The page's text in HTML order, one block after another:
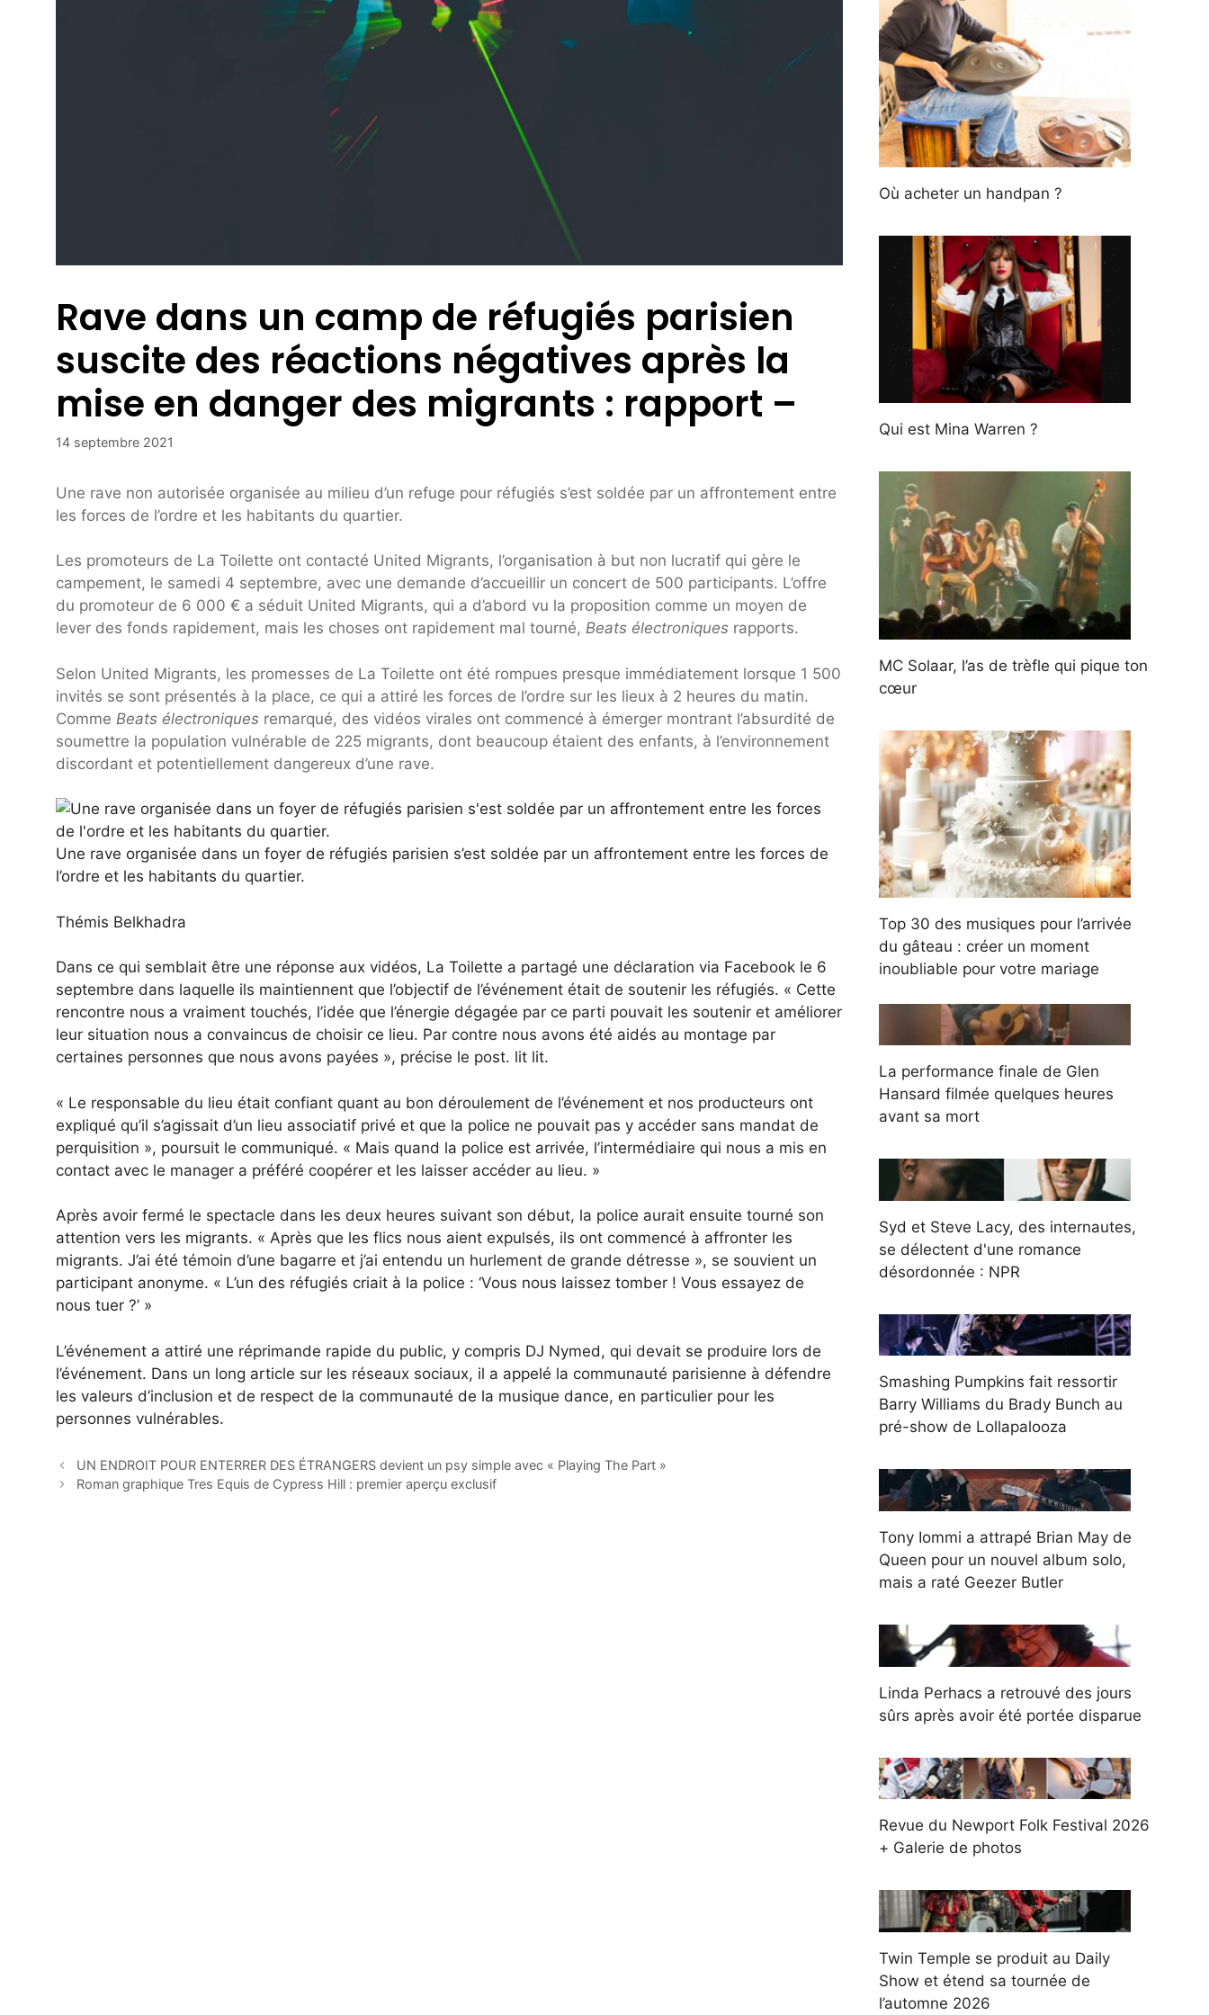
Rave dans un camp de réfugiés parisien
suscite des réactions négatives après la
mise en danger des migrants : rapport –
14 septembre 2021
Une rave non autorisée organisée au milieu d’un refuge pour réfugiés s’est soldée par un affrontement entre
les forces de l’ordre et les habitants du quartier.
Les promoteurs de La Toilette ont contacté United Migrants, l’organisation à but non lucratif qui gère le
campement, le samedi 4 septembre, avec une demande d’accueillir un concert de 500 participants. L’offre
du promoteur de 6 000 € a séduit United Migrants, qui a d’abord vu la proposition comme un moyen de
lever des fonds rapidement, mais les choses ont rapidement mal tourné, Beats électroniques rapports.
Selon United Migrants, les promesses de La Toilette ont été rompues presque immédiatement lorsque 1 500
invités se sont présentés à la place, ce qui a attiré les forces de l’ordre sur les lieux à 2 heures du matin.
Comme Beats électroniques remarqué, des vidéos virales ont commencé à émerger montrant l’absurdité de
soumettre la population vulnérable de 225 migrants, dont beaucoup étaient des enfants, à l’environnement
discordant et potentiellement dangereux d’une rave.
Une rave organisée dans un foyer de réfugiés parisien s’est soldée par un affrontement entre les forces de
l’ordre et les habitants du quartier.
Thémis Belkhadra
Dans ce qui semblait être une réponse aux vidéos, La Toilette a partagé une déclaration via Facebook le 6
septembre dans laquelle ils maintiennent que l’objectif de l’événement était de soutenir les réfugiés. « Cette
rencontre nous a vraiment touchés, l’idée que l’énergie dégagée par ce parti pouvait les soutenir et améliorer
leur situation nous a convaincus de choisir ce lieu. Par contre nous avons été aidés au montage par
certaines personnes que nous avons payées », précise le post. lit lit.
« Le responsable du lieu était confiant quant au bon déroulement de l’événement et nos producteurs ont
expliqué qu’il s’agissait d’un lieu associatif privé et que la police ne pouvait pas y accéder sans mandat de
perquisition », poursuit le communiqué. « Mais quand la police est arrivée, l’intermédiaire qui nous a mis en
contact avec le manager a préféré coopérer et les laisser accéder au lieu. »
Après avoir fermé le spectacle dans les deux heures suivant son début, la police aurait ensuite tourné son
attention vers les migrants. « Après que les flics nous aient expulsés, ils ont commencé à affronter les
migrants. J’ai été témoin d’une bagarre et j’ai entendu un hurlement de grande détresse », se souvient un
participant anonyme. « L’un des réfugiés criait à la police : ‘Vous nous laissez tomber ! Vous essayez de
nous tuer ?’ »
L’événement a attiré une réprimande rapide du public, y compris DJ Nymed, qui devait se produire lors de
l’événement. Dans un long article sur les réseaux sociaux, il a appelé la communauté parisienne à défendre
les valeurs d’inclusion et de respect de la communauté de la musique dance, en particulier pour les
personnes vulnérables.
UN ENDROIT POUR ENTERRER DES ÉTRANGERS devient un psy simple avec « Playing The Part »
Roman graphique Tres Equis de Cypress Hill : premier aperçu exclusif
Où acheter un handpan ?
Qui est Mina Warren ?
MC Solaar, l’as de trèfle qui pique ton
cœur
Top 30 des musiques pour l’arrivée
du gâteau : créer un moment
inoubliable pour votre mariage
La performance finale de Glen
Hansard filmée quelques heures
avant sa mort
Syd et Steve Lacy, des internautes,
se délectent d'une romance
désordonnée : NPR
Smashing Pumpkins fait ressortir
Barry Williams du Brady Bunch au
pré-show de Lollapalooza
Tony Iommi a attrapé Brian May de
Queen pour un nouvel album solo,
mais a raté Geezer Butler
Linda Perhacs a retrouvé des jours
sûrs après avoir été portée disparue
Revue du Newport Folk Festival 2026
+ Galerie de photos
Twin Temple se produit au Daily
Show et étend sa tournée de
l’automne 2026